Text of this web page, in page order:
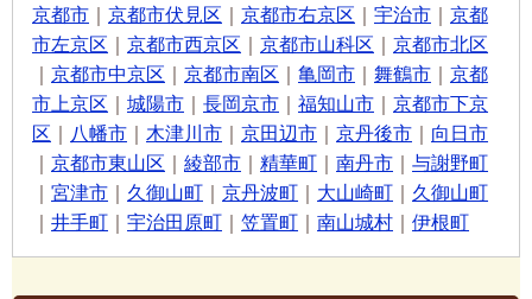
京都市 京都市伏見区 京都市右京区 宇治市
京都
市左京区
京都市西京区 京都市山科区
京都市北区
京都市中京区 京都市南区 亀岡市 舞鶴市
京都
市上京区
城陽市 長岡京市 福知山市
京都市下京
区
八幡市 木津川市 京田辺市 京丹後市
向日市
京都市東山区 綾部市 精華町 南丹市
与謝野町
宮津市 久御山町 京丹波町 大山崎町
久御山町
井手町 宇治田原町 笠置町 南山城村 伊根町